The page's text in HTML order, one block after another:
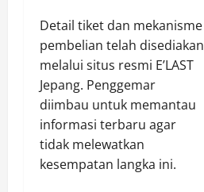
Detail tiket dan mekanisme
pembelian telah disediakan
melalui situs resmi E’LAST
Jepang. Penggemar
diimbau untuk memantau
informasi terbaru agar
tidak melewatkan
kesempatan langka ini.